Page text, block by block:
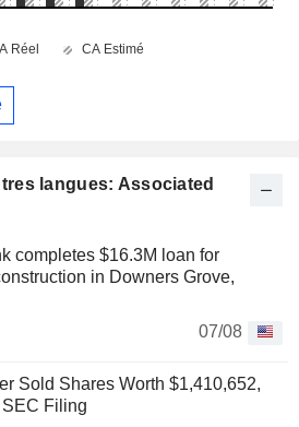
langues: Associated
completes $16.3M loan for
in Downers Grove,
07/08
Sold Shares Worth $1,410,652,
Filing